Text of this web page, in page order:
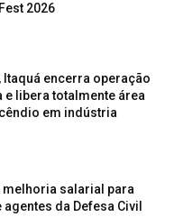
2026
Itaquá encerra operação
e libera totalmente área
em indústria
melhoria salarial para
da Defesa Civil